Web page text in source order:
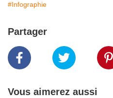
#Infographie
Partager
Vous aimerez aussi